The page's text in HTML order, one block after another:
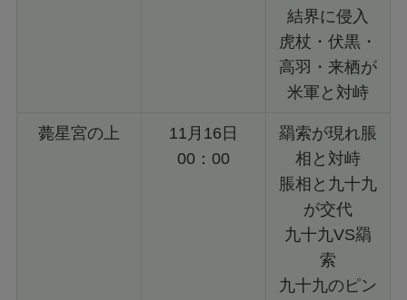
結界に侵入
虎杖・伏黒・
高羽・来栖が
米軍と対峙
薨星宮の上
11月16日
00：00
羂索が現れ脹
相と対峙
脹相と九十九
が交代
九十九VS羂
索
九十九のピン